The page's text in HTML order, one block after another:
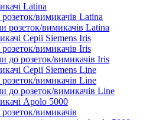
Latina
вимикачів Latina
розеток/вимикачів Latina
Серії Siemens Iris
вимикачів Iris
до розеток/вимикачів Iris
Серії Siemens Line
вимикачів Line
до розеток/вимикачів Line
Apolo 5000
вимикачів